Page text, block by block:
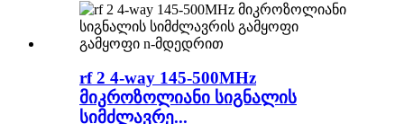
rf 2 4-way 145-500MHz
მიკროზოლიანი სიგნალის
სიმძლავრე...